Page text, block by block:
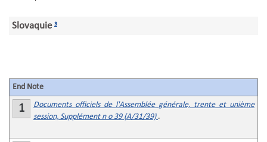
Slovaquie 3
End Note
1
Documents officiels de l'Assemblée générale, trente et unième
session, Supplément n o39 (A/31/39) .